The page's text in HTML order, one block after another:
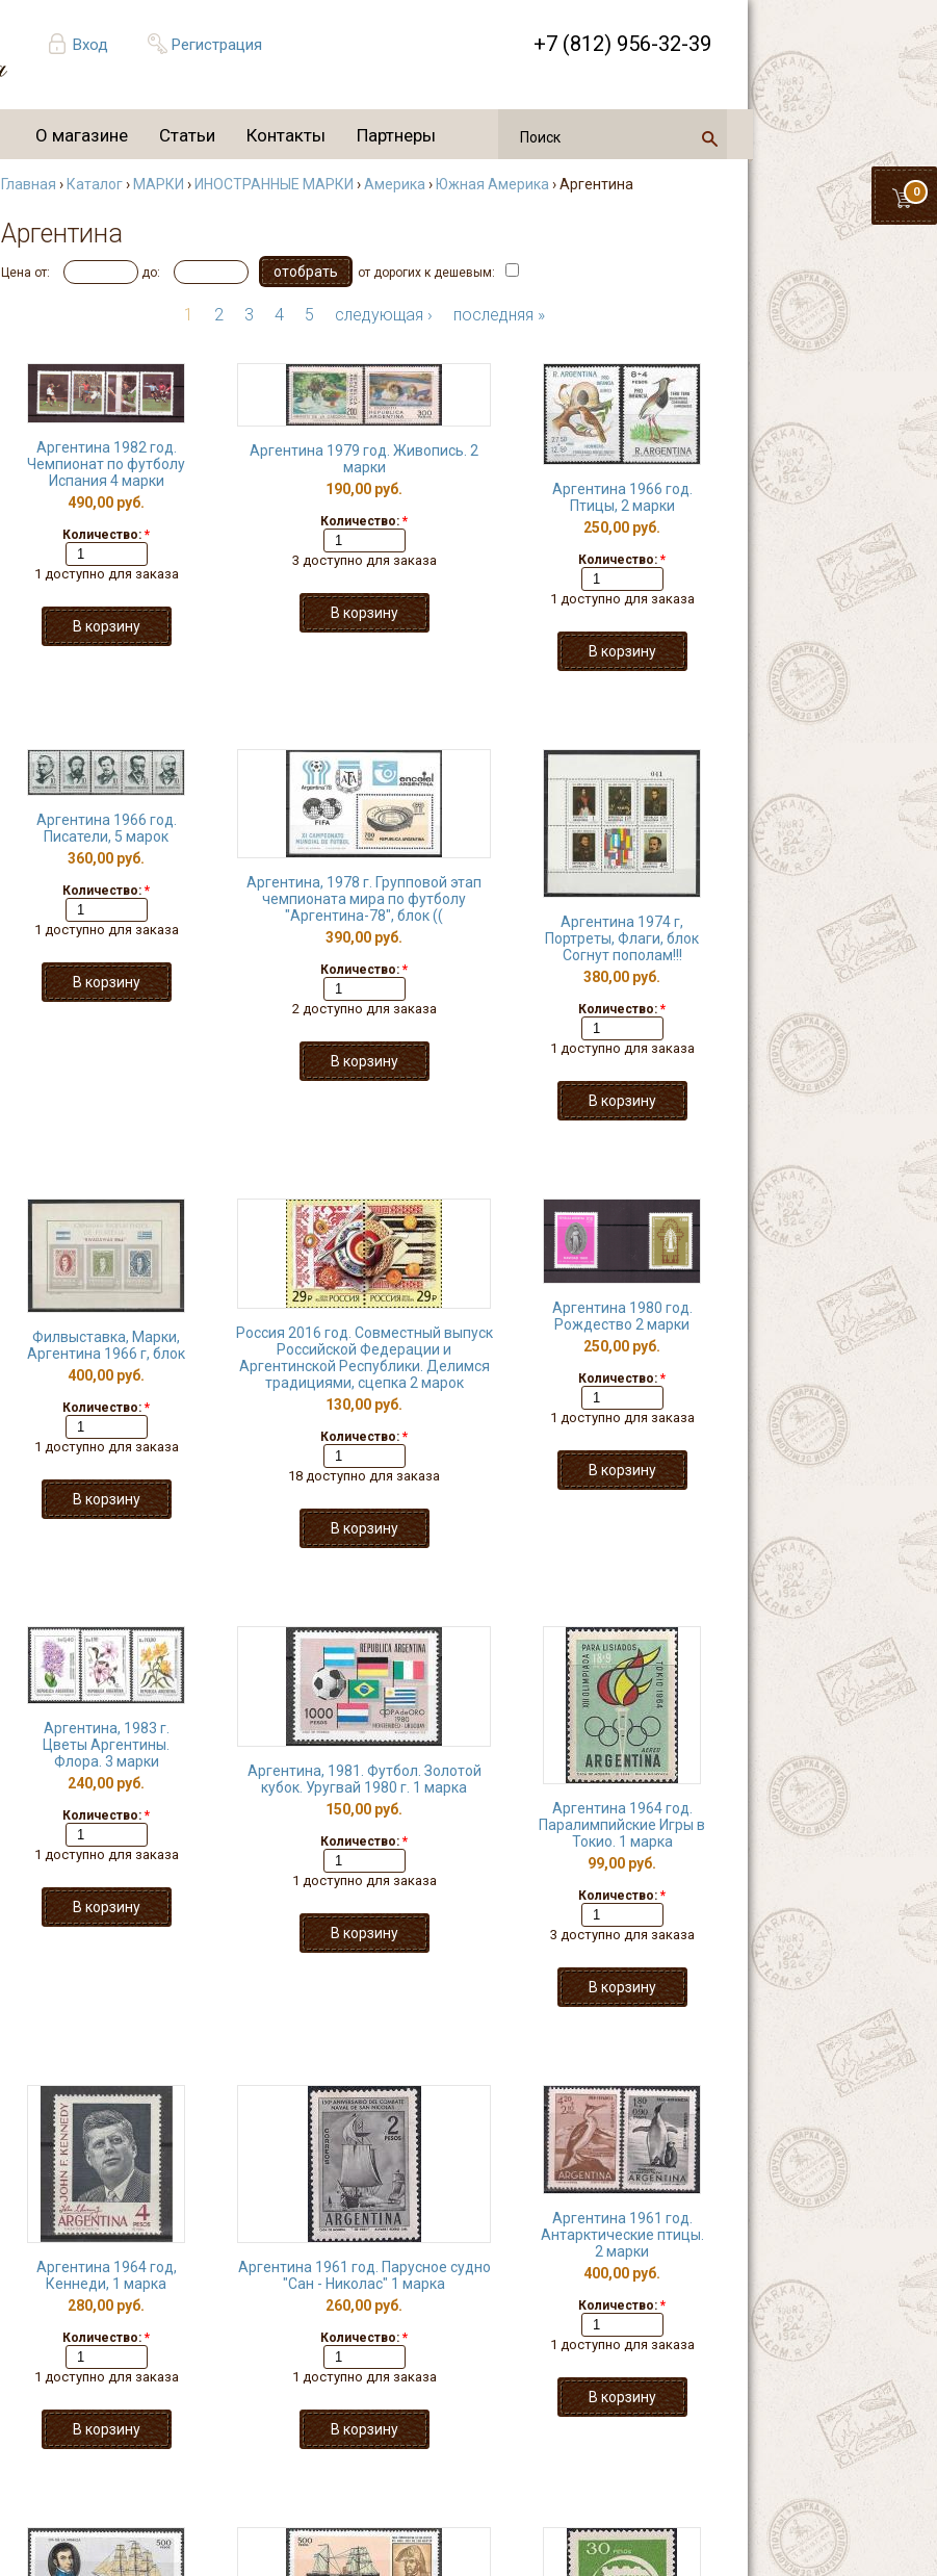
Вход Регистрация +7 (812) 956-32-39
0
О магазине Статьи Контакты Партнеры
Главная › Каталог› МАРКИ › ИНОСТРАННЫЕ МАРКИ ›Америка › Южная Америка › Аргентина
Аргентина
Цена от: до: от дорогих к дешевым:
1 2 3 4 5 следующая › последняя »
Аргентина 1982 год.
Чемпионат по футболу
Испания 4 марки
490,00 руб.
Количество: *
1 доступно для заказа
Аргентина 1979 год. Живопись. 2
марки
190,00 руб.
Количество: *
3 доступно для заказа
Аргентина 1966 год.
Птицы, 2 марки
250,00 руб.
Количество: *
1 доступно для заказа
Аргентина 1966 год.
Писатели, 5 марок
360,00 руб.
Количество: *
1 доступно для заказа
Аргентина, 1978 г. Групповой этап
чемпионата мира по футболу
"Аргентина-78", блок ((
390,00 руб.
Количество: *
2 доступно для заказа
Аргентина 1974 г,
Портреты, Флаги, блок
Согнут пополам!!!
380,00 руб.
Количество: *
1 доступно для заказа
Филвыставка, Марки,
Аргентина 1966 г, блок
400,00 руб.
Количество: *
1 доступно для заказа
Россия 2016 год. Совместный выпуск
Российской Федерации и
Аргентинской Республики. Делимся
традициями, сцепка 2 марок
130,00 руб.
Количество: *
18 доступно для заказа
Аргентина 1980 год.
Рождество 2 марки
250,00 руб.
Количество: *
1 доступно для заказа
Аргентина, 1983 г.
Цветы Аргентины.
Флора. 3 марки
240,00 руб.
Количество: *
1 доступно для заказа
Аргентина, 1981. Футбол. Золотой
кубок. Уругвай 1980 г. 1 марка
150,00 руб.
Количество: *
1 доступно для заказа
Аргентина 1964 год.
Паралимпийские Игры в
Токио. 1 марка
99,00 руб.
Количество: *
3 доступно для заказа
Аргентина 1964 год,
Кеннеди, 1 марка
280,00 руб.
Количество: *
1 доступно для заказа
Аргентина 1961 год. Парусное судно
"Сан - Николас" 1 марка
260,00 руб.
Количество: *
1 доступно для заказа
Аргентина 1961 год.
Антарктические птицы.
2 марки
400,00 руб.
Количество: *
1 доступно для заказа